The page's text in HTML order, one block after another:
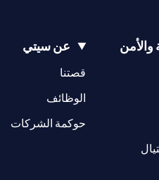
opens in a new
عن سيتي
قصتناin a new tab
الوظائفnew tab
حوكمة الشركات